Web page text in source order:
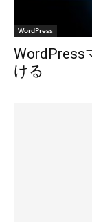
WordPress
WordPress
ける